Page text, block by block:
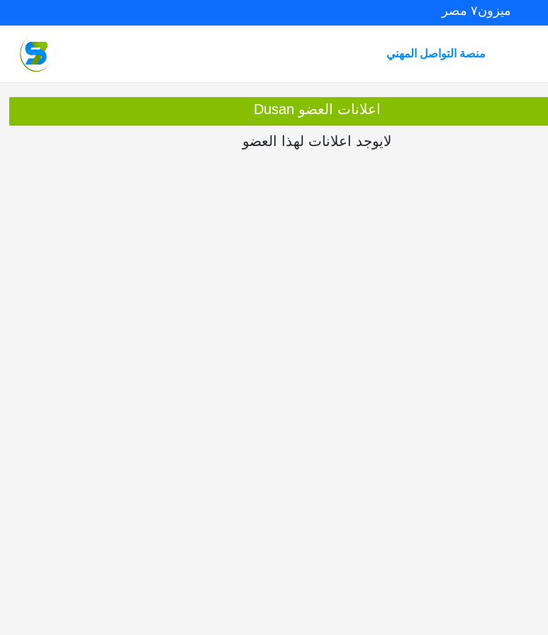
ميزون٧ مصر
منصة التواصل المهني
اعلانات العضو Dusan
لايوجد اعلانات لهذا العضو